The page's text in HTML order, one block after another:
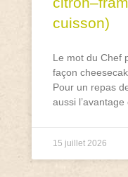
cuisson)
Le mot du Chef
façon
Pour un repas
aussi
15 juillet 2026